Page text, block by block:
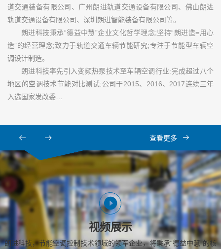
道交通装备有限公司、广州朗进轨道交通设备有限公司、佛山朗进
轨道交通设备有限公司、深圳朗进智能装备有限公司等。
朗进科技秉承“德益中慧”企业文化哲学理念;坚持“朗进造=用心
造”的经营理念;致力于轨道交通车辆节能研究;专注于节能型车辆空
调设计制造。
朗进科技率先引入变频热泵技术至车辆空调行业:完成超过八个
地区的空调技术节能对比测试;公司于2015、2016、2017连续三年
入选国家发改委…
查看更多
视频展示
朗进科技，节能空调控制技术领域的领军企业，将秉承“德益中慧”的核